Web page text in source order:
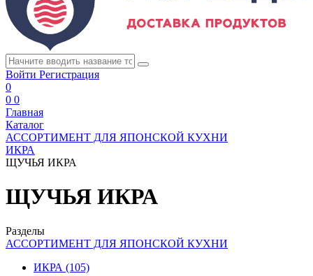
Войти Регистрация
0
0 0
Главная
Каталог
АССОРТИМЕНТ ДЛЯ ЯПОНСКОЙ КУХНИ
ИКРА
ЩУЧЬЯ ИКРА
ЩУЧЬЯ ИКРА
Разделы
АССОРТИМЕНТ ДЛЯ ЯПОНСКОЙ КУХНИ
ИКРА (105)